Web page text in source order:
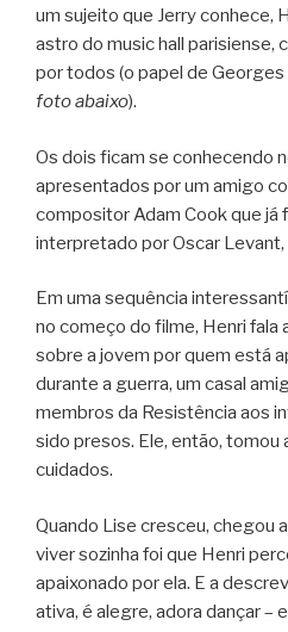
um sujeito que Jerry conhece,
astro do music hall parisiense,
por todos (o papel de Georges
foto abaixo).
Os dois ficam se conhecendo
apresentados por um amigo
compositor Adam Cook que já
interpretado por Oscar Levant,
Em uma sequência
no começo do filme, Henri fala
sobre a jovem por quem está
durante a guerra, um casal
membros da Resistência aos
sido presos. Ele, então, tomou
cuidados.
Quando Lise cresceu, chegou
viver sozinha foi que Henri
apaixonado por ela. E a
ativa, é alegre, adora dançar –